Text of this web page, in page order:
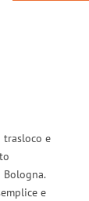
trasloco e
e